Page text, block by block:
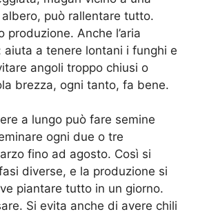
può rallentare tutto.
produzione. Anche l’aria
aiuta a tenere lontani i funghi e
angoli troppo chiusi o
brezza, ogni tanto, fa bene.
a lungo può fare semine
ogni due o tre
fino ad agosto. Così si
diverse, e la produzione si
piantare tutto in un giorno.
Si evita anche di avere chili